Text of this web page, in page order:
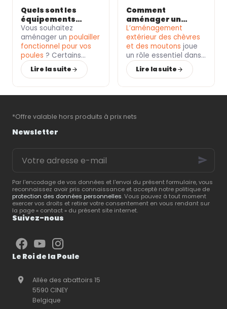
vous aide àchoisir la
nourriturela plus
adaptée à chaque
étape de la vie de vos
animaux.
Quels sont les
équipements
indispensables
pour un poulailler
fonctionnel ?
Vous souhaitez
aménager unpoulailler
fonctionnel pour vos
poules ? Certains
accessoires sont
indispensables pour
Poule, spécialiste du
matériel d’élevage
avicole, vous présente
essentielspour créer
un espace pratique,
entretenir.
Lire la suite
Comment
aménager un
extérieur
confortable pour
vos chèvres et
moutons ?
L’aménagement
extérieur des chèvres
et des moutons joue
un rôle essentiel dans
leurbien-être
et leur
santé. Unenclos bien
confortable et
conseils pour créer un
répondant aux besoins
de vos animaux.
Lire la suite
*Offre valable hors produits à prix nets
Newsletter
adresse
mail
Par l'encodage de vos données et l'envoi du présent formulaire, vous
reconnaissez avoir pris connaissance et accepté notre politique de
protection des données personnelles. Vous pouvez à tout moment
exercer vos droits et retirer votre consentement en vous rendant sur
la page « contact » du présent site internet.
Suivez-nous
Le Roi de la Poule
Allée des abattoirs 15
5590 CINEY
Belgique